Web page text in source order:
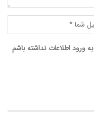
ورود اطلاعات نداشته باشم